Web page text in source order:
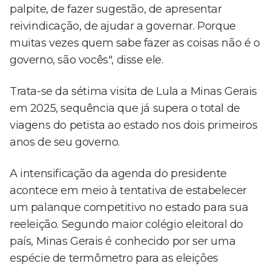
palpite, de fazer sugestão, de apresentar
reivindicação, de ajudar a governar. Porque
muitas vezes quem sabe fazer as coisas não é o
governo, são vocês", disse ele.
Trata-se da sétima visita de Lula a Minas Gerais
em 2025, sequência que já supera o total de
viagens do petista ao estado nos dois primeiros
anos de seu governo.
A intensificação da agenda do presidente
acontece em meio à tentativa de estabelecer
um palanque competitivo no estado para sua
reeleição. Segundo maior colégio eleitoral do
país, Minas Gerais é conhecido por ser uma
espécie de termômetro para as eleições